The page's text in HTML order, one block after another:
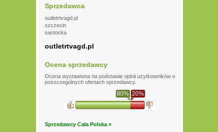
Sprzedawca
outletrtvagd.pl
szczecin
santocka
outletrtvagd.pl
Ocena sprzedawcy
Ocena wystawiona na podstawie opinii użytkowników o
poszczególnych ofertach sprzedawcy.
80% 20%
Sprzedawcy Cała Polska »